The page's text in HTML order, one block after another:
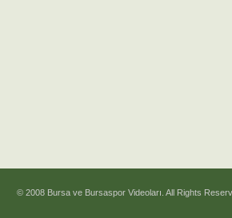
© 2008 Bursa ve Bursaspor Videoları. All Rights